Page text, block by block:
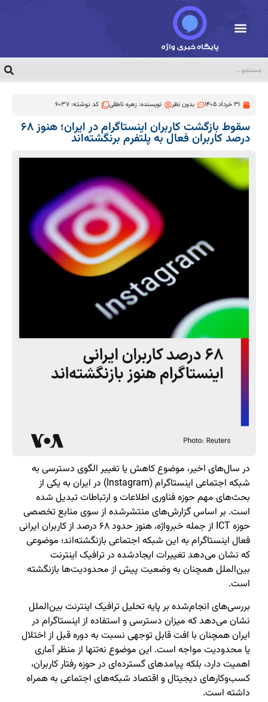
31 خرداد 1405 بدون نظر نویسنده:زهره ناطقی کد نوشته: 6037
سقوط بازگشت کاربران اینستاگرام در ایران؛ هنوز ۶۸
درصد کاربران فعال به پلتفرم برنگشته‌اند
در سال‌های اخیر، موضوع کاهش یا تغییر الگوی دسترسی به
شبکه اجتماعی اینستاگرام (Instagram) در ایران به یکی از
بحث‌های مهم حوزه فناوری اطلاعات و ارتباطات تبدیل شده
است. بر اساس گزارش‌های منتشرشده از سوی منابع تخصصی
حوزه ICT از جمله خبرواژه، هنوز حدود ۶۸ درصد از کاربران ایرانی
فعال اینستاگرام به این شبکه اجتماعی بازنگشته‌اند؛ موضوعی
که نشان می‌دهد تغییرات ایجادشده در ترافیک اینترنت
بین‌الملل همچنان به وضعیت پیش از محدودیت‌ها بازنگشته
است.
بررسی‌های انجام‌شده بر پایه تحلیل ترافیک اینترنت بین‌الملل
نشان می‌دهد که میزان دسترسی و استفاده از اینستاگرام در
ایران همچنان با افت قابل توجهی نسبت به دوره قبل از اختلال
یا محدودیت مواجه است. این موضوع نه‌تنها از منظر آماری
اهمیت دارد، بلکه پیامدهای گسترده‌ای در حوزه رفتار کاربران،
کسب‌وکارهای دیجیتال و اقتصاد شبکه‌های اجتماعی به همراه
داشته است.